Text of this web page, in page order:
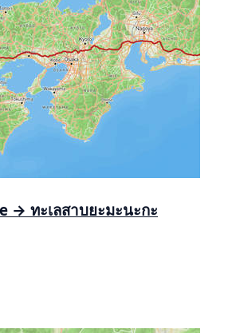
→ ทะเลสาบยะมะนะกะ